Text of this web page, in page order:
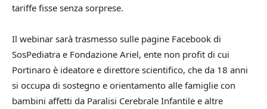
tariffe fisse senza sorprese.
Il webinar sarà trasmesso sulle pagine Facebook di
SosPediatra e Fondazione Ariel, ente non profit di cui
Portinaro è ideatore e direttore scientifico, che da 18 anni
si occupa di sostegno e orientamento alle famiglie con
bambini affetti da Paralisi Cerebrale Infantile e altre